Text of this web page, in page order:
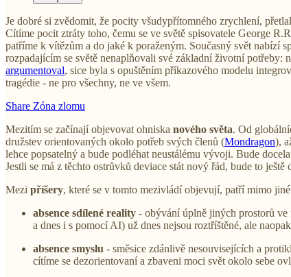
Je dobré si zvědomit, že pocity všudypřítomného zrychlení,
Cítíme pocit ztráty toho, čemu se ve světě spisovatele George
patříme k vítězům a do jaké k poraženým. Současný svět nabízí
rozpadajícím se světě nenaplňovali své základní životní
argumentoval, sice byla s opuštěním příkazového modelu
tragédie - ne pro všechny, ne ve všem.
Share Zóna zlomu
Mezitím se začínají objevovat ohniska nového světa. Od
družstev orientovaných okolo potřeb svých členů (Mondragon),
lehce popsatelný a bude podléhat neustálému vývoji. Bude
Jestli se má z těchto ostrůvků deviace stát nový řád, bude to
Mezi příšery, které se v tomto mezivládí objevují, patří mimo
absence sdílené reality - obývání úplně jiných prostorů ve
a dnes i s pomocí AI) už dnes nejsou roztříštěné, ale
absence smyslu - směsice zdánlivě nesouvisejících a
cítíme se dezorientovaní a zbaveni moci svět okolo sebe